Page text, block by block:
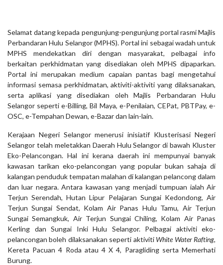
Selamat datang kepada pengunjung-pengunjung portal rasmi Majlis
Perbandaran Hulu Selangor (MPHS). Portal ini sebagai wadah untuk
MPHS mendekatkan diri dengan masyarakat, pelbagai info
berkaitan perkhidmatan yang disediakan oleh MPHS dipaparkan.
Portal ini merupakan medium capaian pantas bagi mengetahui
informasi semasa perkhidmatan, aktiviti-aktiviti yang dilaksanakan,
serta aplikasi yang disediakan oleh Majlis Perbandaran Hulu
Selangor seperti e-Billing, Bil Maya, e-Penilaian, CEPat, PBTPay, e-
OSC, e-Tempahan Dewan, e-Bazar dan lain-lain.
Kerajaan Negeri Selangor menerusi inisiatif Klusterisasi Negeri
Selangor telah meletakkan Daerah Hulu Selangor di bawah Kluster
Eko-Pelancongan. Hal ini kerana daerah ini mempunyai banyak
kawasan tarikan eko-pelancongan yang popular bukan sahaja di
kalangan penduduk tempatan malahan di kalangan pelancong dalam
dan luar negara. Antara kawasan yang menjadi tumpuan ialah Air
Terjun Serendah, Hutan Lipur Pelajaran Sungai Kedondong, Air
Terjun Sungai Sendat, Kolam Air Panas Hulu Tamu, Air Terjun
Sungai Semangkuk, Air Terjun Sungai Chiling, Kolam Air Panas
Kerling dan Sungai Inki Hulu Selangor. Pelbagai aktiviti eko-
pelancongan boleh dilaksanakan seperti aktiviti White Water Rafting,
Kereta Pacuan 4 Roda atau 4 X 4, Paragliding serta Memerhati
Burung.